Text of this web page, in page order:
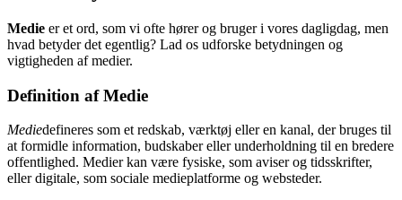
Medie er et ord, som vi ofte hører og bruger i vores dagligdag, men
hvad betyder det egentlig? Lad os udforske betydningen og
vigtigheden af medier.
Definition af Medie
Mediedefineres som et redskab, værktøj eller en kanal, der bruges til
at formidle information, budskaber eller underholdning til en bredere
offentlighed. Medier kan være fysiske, som aviser og tidsskrifter,
eller digitale, som sociale medieplatforme og websteder.